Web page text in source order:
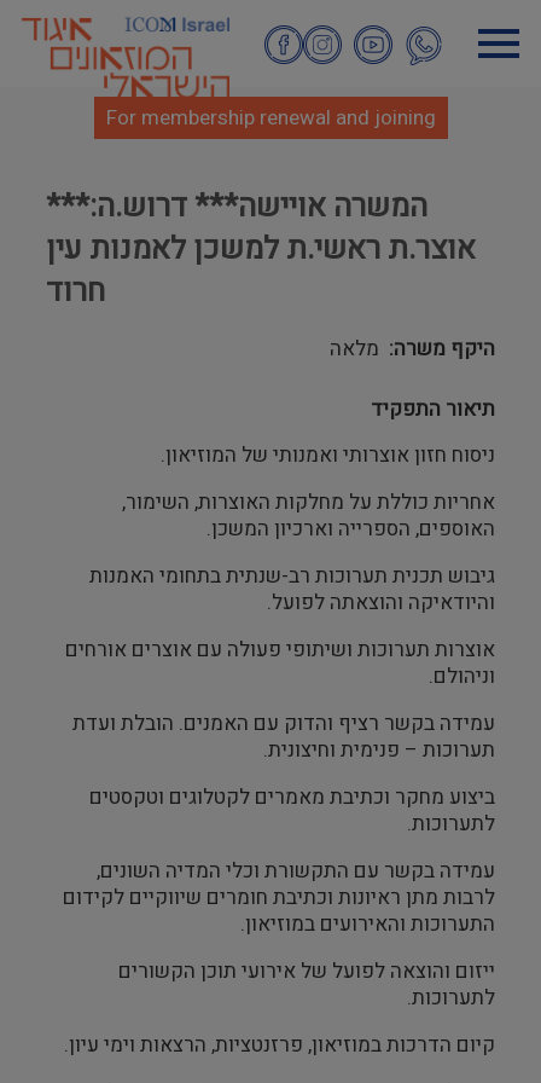
Skip
For membership renewal and joining
***המשרה אויישה*** דרוש.ה:
אוצר.ת ראשי.ת למשכן לאמנות עין
חרוד
היקף משרה מלאה
תיאור התפקיד
ניסוח חזון אוצרותי ואמנותי של המוזיאון.
אחריות כוללת על מחלקות האוצרות, השימור,
האוספים, הספרייה וארכיון המשכן.
גיבוש תכנית תערוכות רב-שנתית בתחומי האמנות
והיודאיקה והוצאתה לפועל.
אוצרות תערוכות ושיתופי פעולה עם אוצרים אורחים
וניהולם.
עמידה בקשר רציף והדוק עם האמנים. הובלת ועדת
תערוכות – פנימית וחיצונית.
ביצוע מחקר וכתיבת מאמרים לקטלוגים וטקסטים
לתערוכות.
עמידה בקשר עם התקשורת וכלי המדיה השונים,
לרבות מתן ראיונות וכתיבת חומרים שיווקיים לקידום
התערוכות והאירועים במוזיאון.
ייזום והוצאה לפועל של אירועי תוכן הקשורים
לתערוכות.
קיום הדרכות במוזיאון, פרזנטציות, הרצאות וימי עיון.